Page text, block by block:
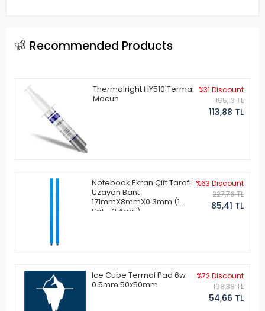
Recommended Products
Thermalright HY510 Termal
Macun
%31 Discount
165,13 TL
113,88 TL
Notebook Ekran Çift Taraflı
Uzayan Bant
171mmX8mmX0.3mm (1
Set - 2 Adet)
%63 Discount
227,76 TL
85,41 TL
Ice Cube Termal Pad 6w
0.5mm 50x50mm
%72 Discount
198,38 TL
54,66 TL